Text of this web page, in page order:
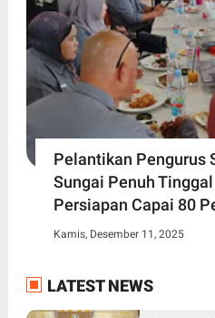
Pelantikan Pengurus
Sungai Penuh
Persiapan Capai 80
Kamis, Desember 11, 2025
LATEST NEWS